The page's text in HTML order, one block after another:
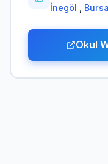
İnegöl Bursa
Okul